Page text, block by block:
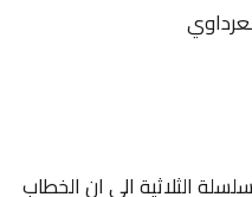
الثلاثية الى ان الخطاب